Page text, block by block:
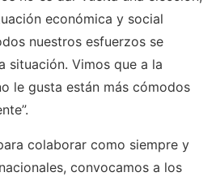
económica y social
nuestros esfuerzos se
situación. Vimos que a la
le gusta están más cómodos
colaborar como siempre y
convocamos a los